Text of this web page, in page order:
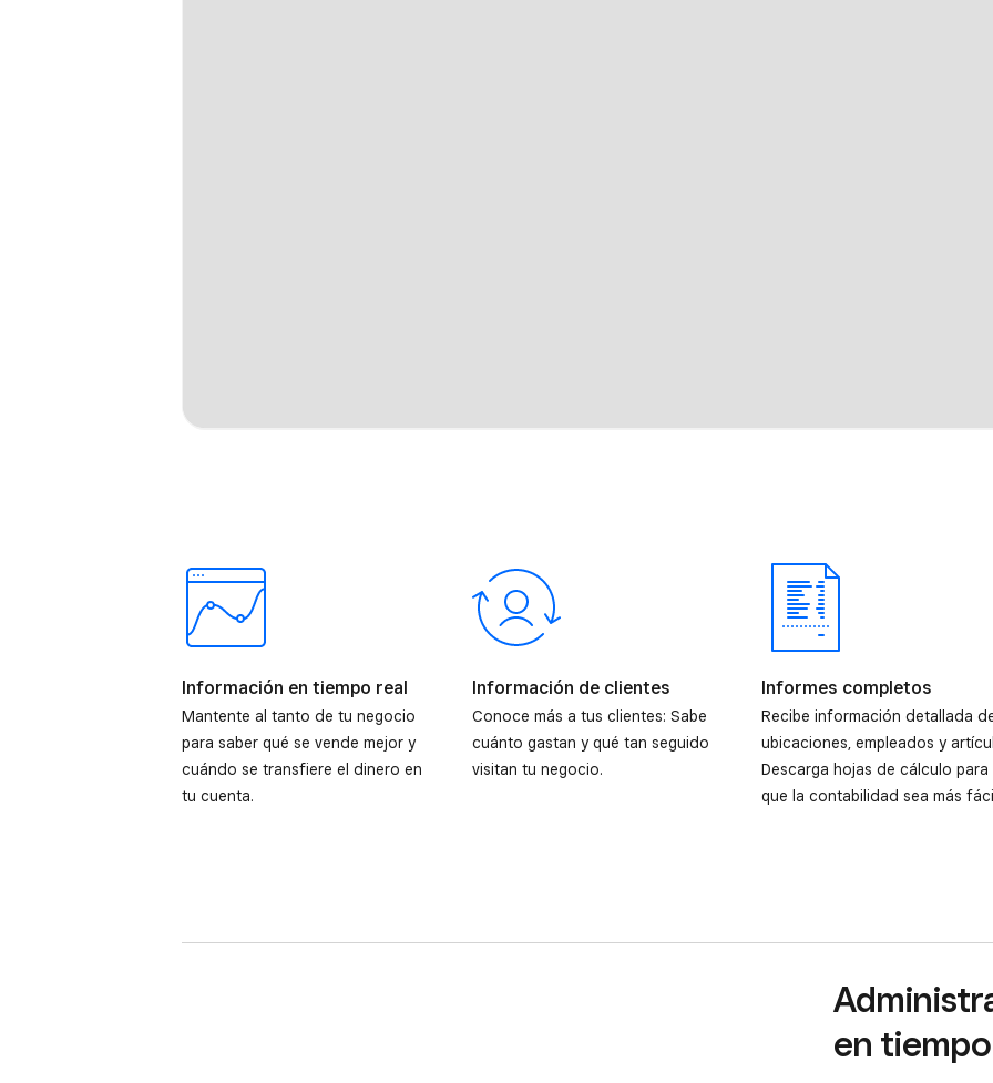
Información en tiempo real
Mantente al tanto de tu negocio
para saber qué se vende mejor y
cuándo se transfiere el dinero en
tu cuenta.
Información de clientes
Conoce más a tus clientes: Sabe
cuánto gastan y qué tan seguido
visitan tu negocio.
Informes completos
Recibe información detallada
ubicaciones, empleados y
Descarga hojas de cálculo para
que la contabilidad sea más
en